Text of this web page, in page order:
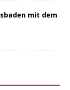
mit dem